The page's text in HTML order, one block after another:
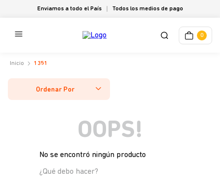
Enviamos a todo el País Todos los medios de pago
0
1351
Ordenar Por
OOPS!
No se encontró ningún producto
¿Qué debo hacer?